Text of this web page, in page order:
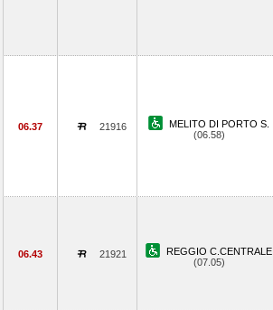
06.37 21916
MELITO DI PORTO S.
(06.58)
06.43 21921
REGGIO C.CENTRALE
(07.05)